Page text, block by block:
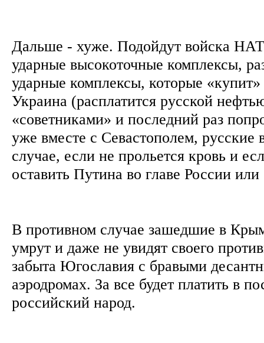
Дальше - хуже. Подойдут войска
ударные высокоточные комплексы,
ударные комплексы, которые
Украина (расплатится русской
«советниками» и последний раз
уже вместе с Севастополем, русские
случае, если не прольется кровь и
оставить Путина во главе России
В противном случае зашедшие в
умрут и даже не увидят своего
забыта Югославия с бравыми
аэродромах. За все будет платить в
российский народ.